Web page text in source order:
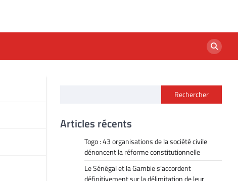
Rechercher
Articles récents
Togo : 43 organisations de la société civile
dénoncent la réforme constitutionnelle
Le Sénégal et la Gambie s’accordent